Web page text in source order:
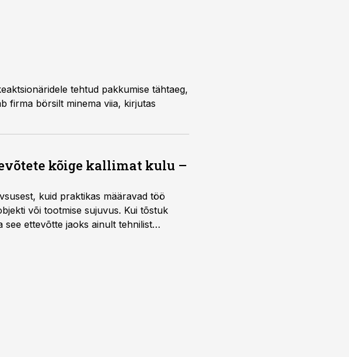
kõige kallimat kulu –
kuid praktikas määravad töö
või tootmise sujuvus. Kui tõstuk
see ettevõtte jaoks ainult tehnilist